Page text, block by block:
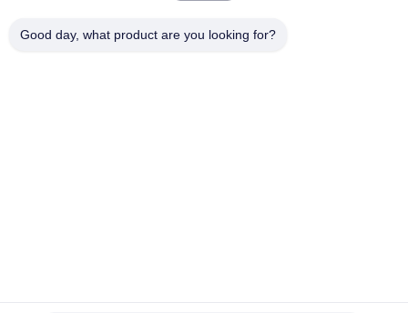
Fabrik Tour
Good day, what product are you looking for?